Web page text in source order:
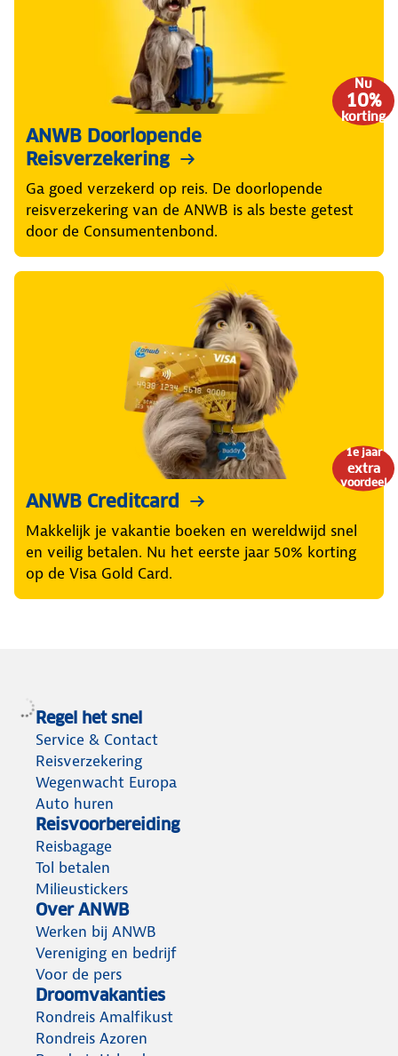
Nu
10%
korting
ANWB Doorlopende
Reisverzekering
Ga goed verzekerd op reis. De doorlopende
reisverzekering van de ANWB is als beste getest
door de Consumentenbond.
1e jaar
extra
voordeel
ANWB Creditcard
Makkelijk je vakantie boeken en wereldwijd snel
en veilig betalen. Nu het eerste jaar 50% korting
op de Visa Gold Card.
Regel het snel
Service & Contact
Reisverzekering
Wegenwacht Europa
Auto huren
Reisvoorbereiding
Reisbagage
Tol betalen
Milieustickers
Over ANWB
Werken bij ANWB
Vereniging en bedrijf
Voor de pers
Droomvakanties
Rondreis Amalfikust
Rondreis Azoren